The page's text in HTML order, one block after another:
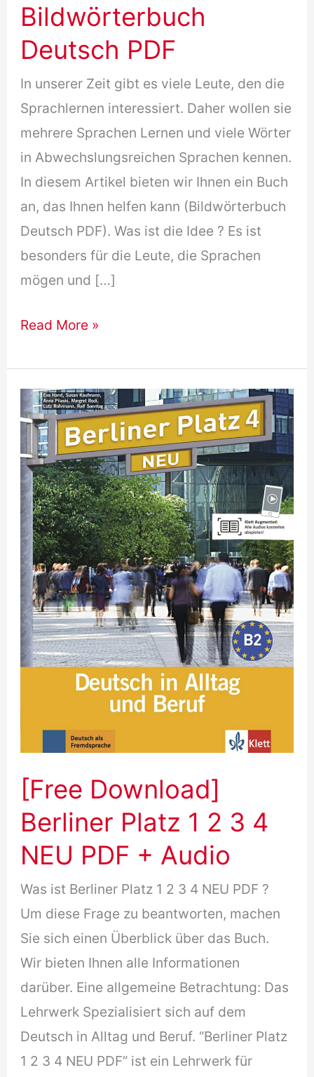
Bildwörterbuch
Deutsch PDF
In unserer Zeit gibt es viele Leute, den die
Sprachlernen interessiert. Daher wollen sie
mehrere Sprachen Lernen und viele Wörter
in Abwechslungsreichen Sprachen kennen.
In diesem Artikel bieten wir Ihnen ein Buch
an, das Ihnen helfen kann (Bildwörterbuch
Deutsch PDF). Was ist die Idee ? Es ist
besonders für die Leute, die Sprachen
mögen und […]
[Download
Bildwörterbuch
Deutsch
PDF
Read More »
[Free Download]
Berliner Platz 1 2 3 4
NEU PDF + Audio
Was ist Berliner Platz 1 2 3 4 NEU PDF ?
Um diese Frage zu beantworten, machen
Sie sich einen Überblick über das Buch.
Wir bieten Ihnen alle Informationen
darüber. Eine allgemeine Betrachtung: Das
Lehrwerk Spezialisiert sich auf dem
Deutsch in Alltag und Beruf. “Berliner Platz
1 2 3 4 NEU PDF” ist ein Lehrwerk für